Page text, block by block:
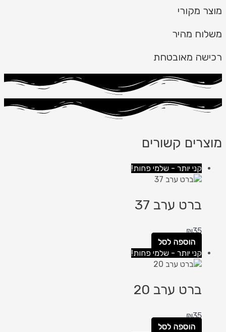
מוצר מקורי
משלוח מהיר
רכישה מאובטחת
מוצרים קשורים
קני יותר - שלמי פחות!
ברט ערב 37
₪35
הוספה לסל
קני יותר - שלמי פחות!
ברט ערב 20
₪35
הוספה לסל